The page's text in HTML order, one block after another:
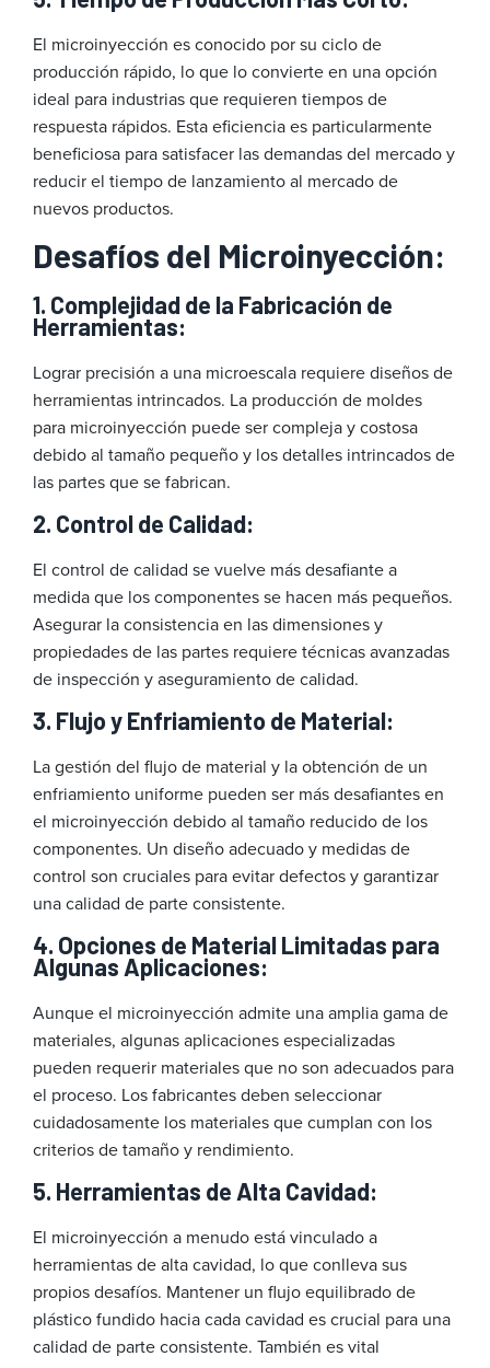
El microinyección es conocido por su ciclo de
producción rápido, lo que lo convierte en una opción
ideal para industrias que requieren tiempos de
respuesta rápidos. Esta eficiencia es particularmente
beneficiosa para satisfacer las demandas del mercado y
reducir el tiempo de lanzamiento al mercado de
nuevos productos.
Desafíos del Microinyección:
1. Complejidad de la Fabricación de
Herramientas:
Lograr precisión a una microescala requiere diseños de
herramientas intrincados. La producción de moldes
para microinyección puede ser compleja y costosa
debido al tamaño pequeño y los detalles intrincados de
las partes que se fabrican.
2. Control de Calidad:
El control de calidad se vuelve más desafiante a
medida que los componentes se hacen más pequeños.
Asegurar la consistencia en las dimensiones y
propiedades de las partes requiere técnicas avanzadas
de inspección y aseguramiento de calidad.
3. Flujo y Enfriamiento de Material:
La gestión del flujo de material y la obtención de un
enfriamiento uniforme pueden ser más desafiantes en
el microinyección debido al tamaño reducido de los
componentes. Un diseño adecuado y medidas de
control son cruciales para evitar defectos y garantizar
una calidad de parte consistente.
4. Opciones de Material Limitadas para
Algunas Aplicaciones:
Aunque el microinyección admite una amplia gama de
materiales, algunas aplicaciones especializadas
pueden requerir materiales que no son adecuados para
el proceso. Los fabricantes deben seleccionar
cuidadosamente los materiales que cumplan con los
criterios de tamaño y rendimiento.
5. Herramientas de Alta Cavidad:
El microinyección a menudo está vinculado a
herramientas de alta cavidad, lo que conlleva sus
propios desafíos. Mantener un flujo equilibrado de
plástico fundido hacia cada cavidad es crucial para una
calidad de parte consistente. También es vital